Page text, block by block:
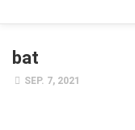
Forschung
bat
SEP. 7, 2021